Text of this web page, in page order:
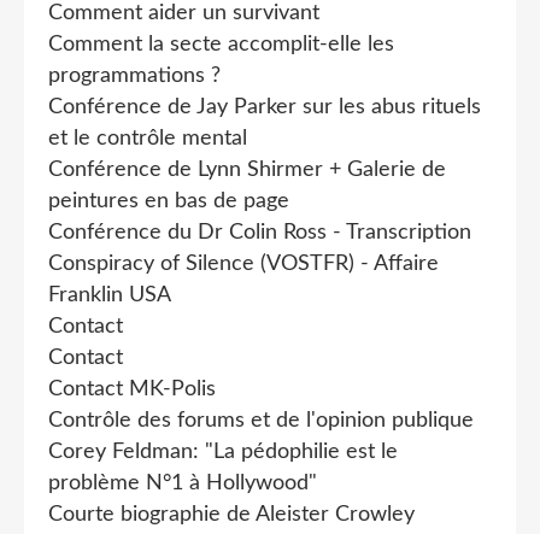
Comment aider un survivant
Comment la secte accomplit-elle les
programmations ?
Conférence de Jay Parker sur les abus rituels
et le contrôle mental
Conférence de Lynn Shirmer + Galerie de
peintures en bas de page
Conférence du Dr Colin Ross - Transcription
Conspiracy of Silence (VOSTFR) - Affaire
Franklin USA
Contact
Contact
Contact MK-Polis
Contrôle des forums et de l'opinion publique
Corey Feldman: "La pédophilie est le
problème N°1 à Hollywood"
Courte biographie de Aleister Crowley